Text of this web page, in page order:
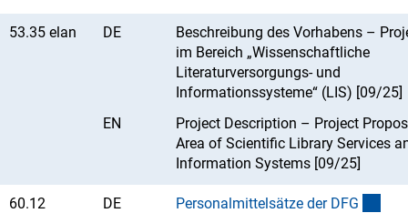
53.35 elan DE
Beschreibung des Vorhabens –
im Bereich „Wissenschaftliche
Literaturversorgungs- und
Informationssysteme“ (LIS) [09/25]
EN
Project Description – Project
Area of Scientific Library Services
Information Systems [09/25]
60.12 DE Personalmittelsätze der DFG